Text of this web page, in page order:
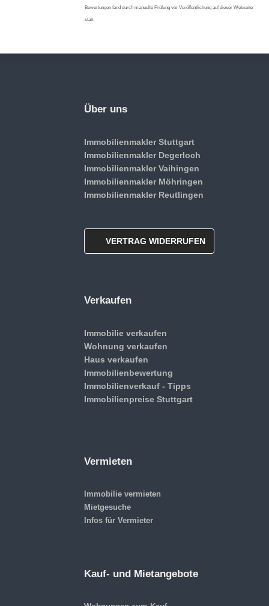
Bewertungen fand durch manuelle Prüfung vor Veröffentlichung auf dieser Webseite
statt.
Über uns
Immobilienmakler Stuttgart
Immobilienmakler Degerloch
Immobilienmakler Vaihingen
Immobilienmakler Möhringen
Immobilienmakler Reutlingen
VERTRAG WIDERRUFEN
Verkaufen
Immobilie verkaufen
Wohnung verkaufen
Haus verkaufen
Immobilienbewertung
Immobilienverkauf - Tipps
Immobilienpreise Stuttgart
Vermieten
Immobilie vermieten
Mietgesuche
Infos für Vermieter
Kauf- und Mietangebote